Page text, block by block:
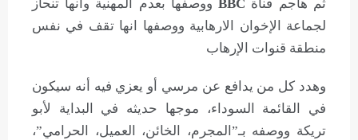
ثم هاجم قناة BBCووصفها بعدم المهنية وانها تنحاز
لجماعة الإخوان الارهابية ووصفها انها تقف في نفس
منطقة قنوات الإرهاب
وهدد كل من يدافع عن مرسي أو يعزي فيه أنه سيكون
في القائمة السوداء، موجها حديثه في البداية لأبو
تريكة ووصفه بـ”المجرم، الخائن، العميل، الحرامي”،